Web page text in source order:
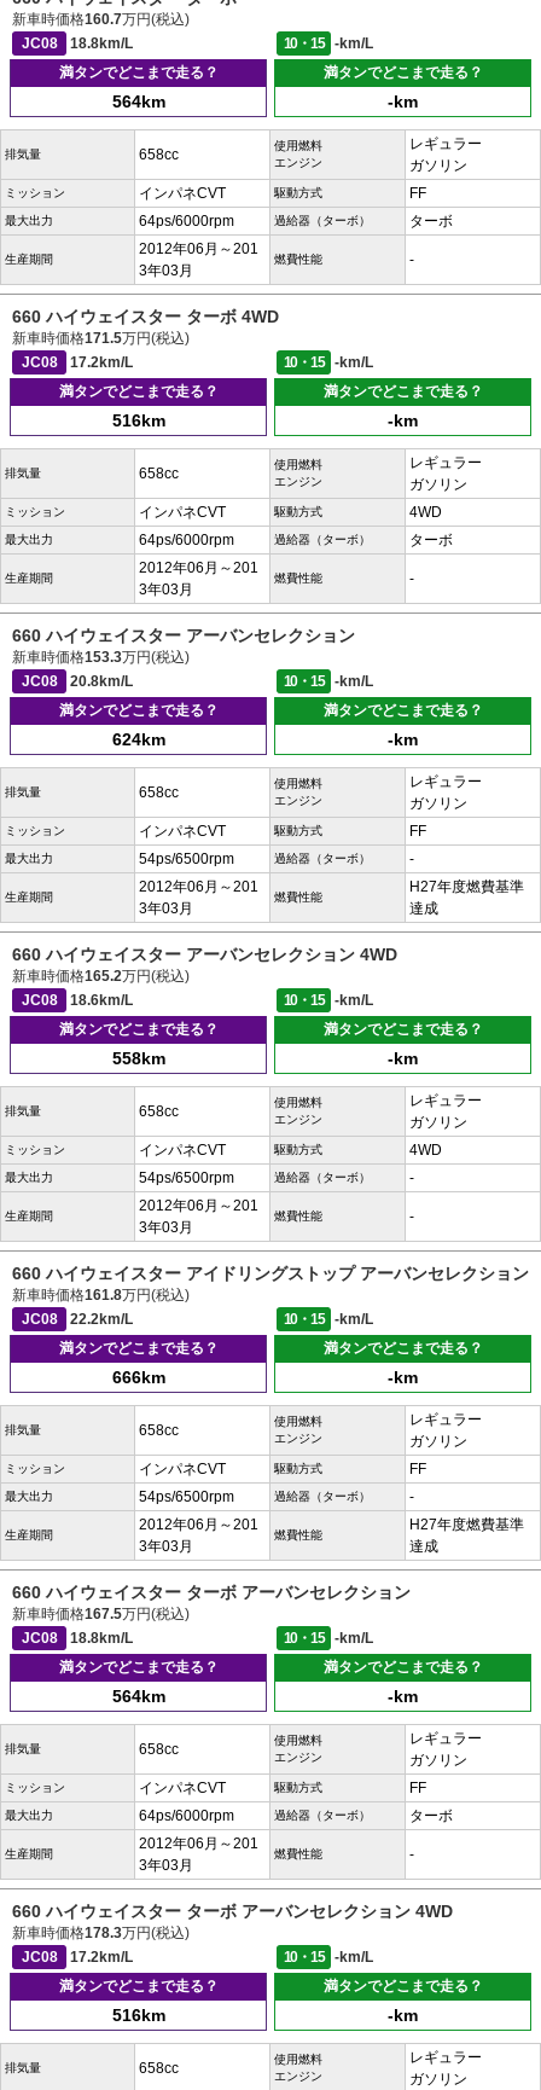
新車時価格160.7万円(税込)
JC08
18.8km/L 10・15
-km/L
満タンでどこまで走る？
564km
満タンでどこまで走る？
-km
排気量 658cc
使用燃料
エンジン
レギュラー
ガソリン
ミッション インパネCVT 駆動方式 FF
最大出力 64ps/6000rpm 過給器（ターボ） ターボ
生産期間
2012年06月～201
3年03月
燃費性能 -
660 ハイウェイスター ターボ 4WD
新車時価格171.5万円(税込)
JC08
17.2km/L 10・15
-km/L
満タンでどこまで走る？
516km
満タンでどこまで走る？
-km
排気量 658cc
使用燃料
エンジン
レギュラー
ガソリン
ミッション インパネCVT 駆動方式 4WD
最大出力 64ps/6000rpm 過給器（ターボ） ターボ
生産期間
2012年06月～201
3年03月
燃費性能 -
660 ハイウェイスター アーバンセレクション
新車時価格153.3万円(税込)
JC08
20.8km/L 10・15
-km/L
満タンでどこまで走る？
624km
満タンでどこまで走る？
-km
排気量 658cc
使用燃料
エンジン
レギュラー
ガソリン
ミッション インパネCVT 駆動方式 FF
最大出力 54ps/6500rpm 過給器（ターボ） -
生産期間
2012年06月～201
3年03月
燃費性能
H27年度燃費基準
達成
660 ハイウェイスター アーバンセレクション 4WD
新車時価格165.2万円(税込)
JC08
18.6km/L 10・15
-km/L
満タンでどこまで走る？
558km
満タンでどこまで走る？
-km
排気量 658cc
使用燃料
エンジン
レギュラー
ガソリン
ミッション インパネCVT 駆動方式 4WD
最大出力 54ps/6500rpm 過給器（ターボ） -
生産期間
2012年06月～201
3年03月
燃費性能 -
660 ハイウェイスター アイドリングストップ アーバンセレクション
新車時価格161.8万円(税込)
JC08
22.2km/L 10・15
-km/L
満タンでどこまで走る？
666km
満タンでどこまで走る？
-km
排気量 658cc
使用燃料
エンジン
レギュラー
ガソリン
ミッション インパネCVT 駆動方式 FF
最大出力 54ps/6500rpm 過給器（ターボ） -
生産期間
2012年06月～201
3年03月
燃費性能
H27年度燃費基準
達成
660 ハイウェイスター ターボ アーバンセレクション
新車時価格167.5万円(税込)
JC08
18.8km/L 10・15
-km/L
満タンでどこまで走る？
564km
満タンでどこまで走る？
-km
排気量 658cc
使用燃料
エンジン
レギュラー
ガソリン
ミッション インパネCVT 駆動方式 FF
最大出力 64ps/6000rpm 過給器（ターボ） ターボ
生産期間
2012年06月～201
3年03月
燃費性能 -
660 ハイウェイスター ターボ アーバンセレクション 4WD
新車時価格178.3万円(税込)
JC08
17.2km/L 10・15
-km/L
満タンでどこまで走る？
516km
満タンでどこまで走る？
-km
排気量 658cc
使用燃料
エンジン
レギュラー
ガソリン